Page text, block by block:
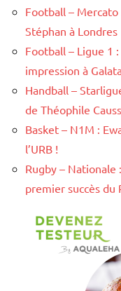
Football –
Stéphan à Londres
Football – Ligue 1
impression à
Handball –
de Théophile
Basket – N1M :
l’URB !
Rugby –
premier succès du